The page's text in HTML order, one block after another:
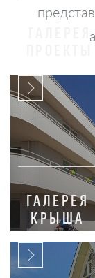
ГАЛЕРЕЯ
ГАЛЕРЕЯ
КРЫША